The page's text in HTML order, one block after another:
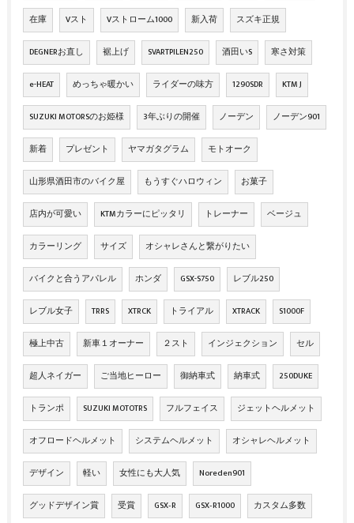
在庫 Vスト Vストローム1000 新入荷 スズキ正規
DEGNERお直し 裾上げ SVARTPILEN250 酒田いS 寒さ対策
e-HEAT めっちゃ暖かい ライダーの味方 1290SDR KTM J
SUZUKI MOTORSのお姫様 3年ぶりの開催 ノーデン ノーデン901
新着 プレゼント ヤマガタグラム モトオーク
山形県酒田市のバイク屋 もうすぐハロウィン お菓子
店内が可愛い KTMカラーにピッタリ トレーナー ベージュ
カラーリング サイズ オシャレさんと繋がりたい
バイクと合うアパレル ホンダ GSX-S750 レブル250
レブル女子 TRRS XTRCK トライアル XTRACK S1000F
極上中古 新車１オーナー ２スト インジェクション セル
超人ネイガー ご当地ヒーロー 御納車式 納車式 250DUKE
トランポ SUZUKI MOTOTRS フルフェイス ジェットヘルメット
オフロードヘルメット システムヘルメット オシャレヘルメット
デザイン 軽い 女性にも大人気 Noreden901
グッドデザイン賞 受賞 GSX‐R GSX‐R1000 カスタム多数